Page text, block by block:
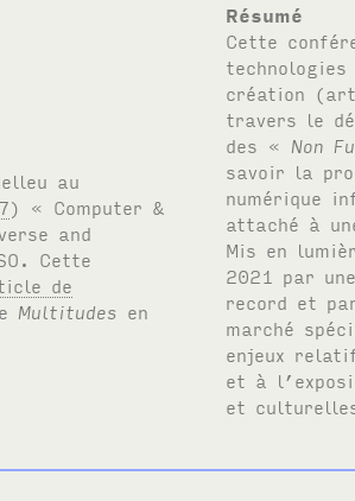
au
) « Computer &
and
. Cette
de
Multitudes en
Résumé
Cette
création
travers le
des « Non
savoir la
numérique
attaché à
Mis en
2021 par
record et
marché
enjeux
et à
et